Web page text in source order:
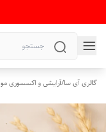
گالری آی سا/آرایشی و اکسسوری مو